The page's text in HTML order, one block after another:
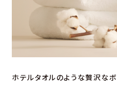
ホテルタオルのような贅沢な